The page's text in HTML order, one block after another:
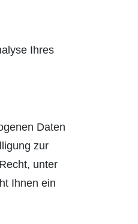
Ihres
Daten
zur
unter
Ihnen ein